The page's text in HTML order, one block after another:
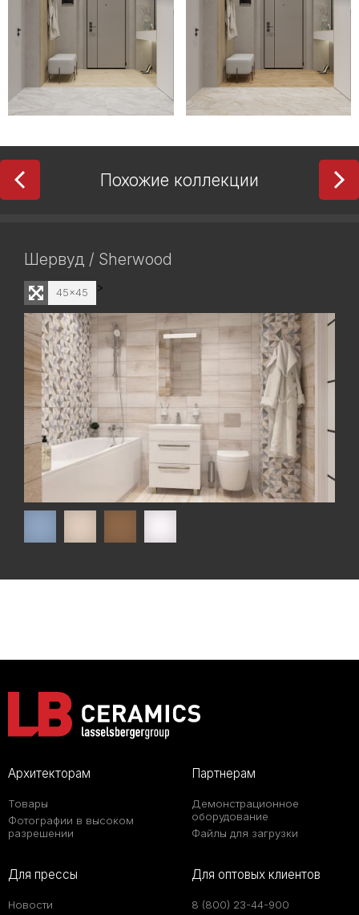
Похожие коллекции
Шервуд / Sherwood
>
45x45
Архитекторам
Товары
Фотографии в высоком
разрешении
Партнерам
Демонстрационное
оборудование
Файлы для загрузки
Для прессы
Новости
Для оптовых клиентов
8 (800) 23-44-900